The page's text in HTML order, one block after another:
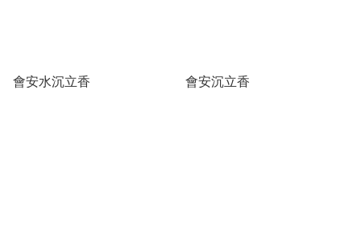
會安水沉立香 會安沉立香